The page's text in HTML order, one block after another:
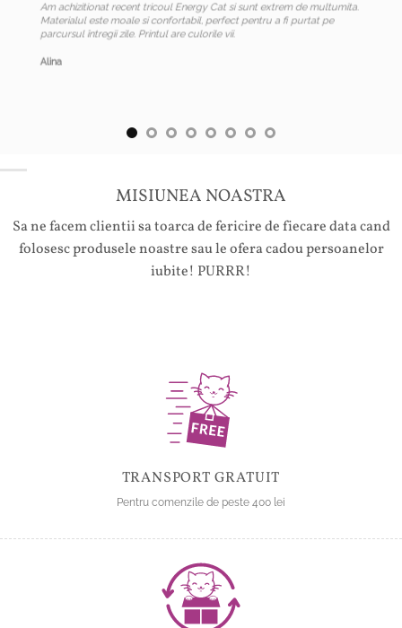
în
pagina
Am achizitionat recent tricoul Energy Cat si sunt extrem de multumita.
Materialul este moale si confortabil, perfect pentru a fi purtat pe
parcursul întregii zile. Printul are culorile vii.
Alina
MISIUNEA NOASTRA
Sa ne facem clientii sa toarca de fericire de fiecare data cand
folosesc produsele noastre sau le ofera cadou persoanelor
iubite! PURRR!
TRANSPORT GRATUIT
Pentru comenzile de peste 400 lei